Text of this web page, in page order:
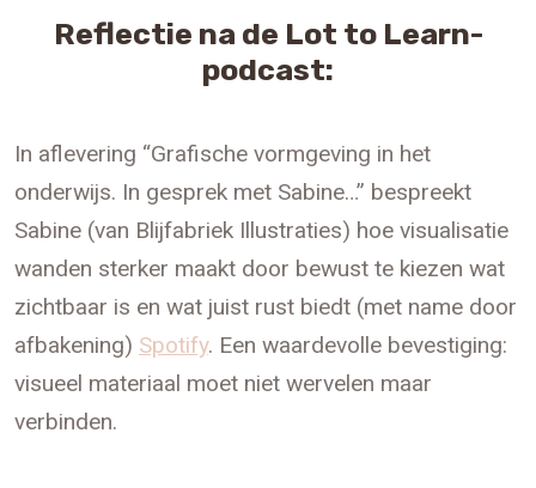
Reflectie na de Lot to Learn-
podcast:
In aflevering “Grafische vormgeving in het
onderwijs. In gesprek met Sabine…” bespreekt
Sabine (van Blijfabriek Illustraties) hoe visualisatie
wanden sterker maakt door bewust te kiezen wat
zichtbaar is en wat juist rust biedt (met name door
afbakening) Spotify. Een waardevolle bevestiging:
visueel materiaal moet niet wervelen maar
verbinden.